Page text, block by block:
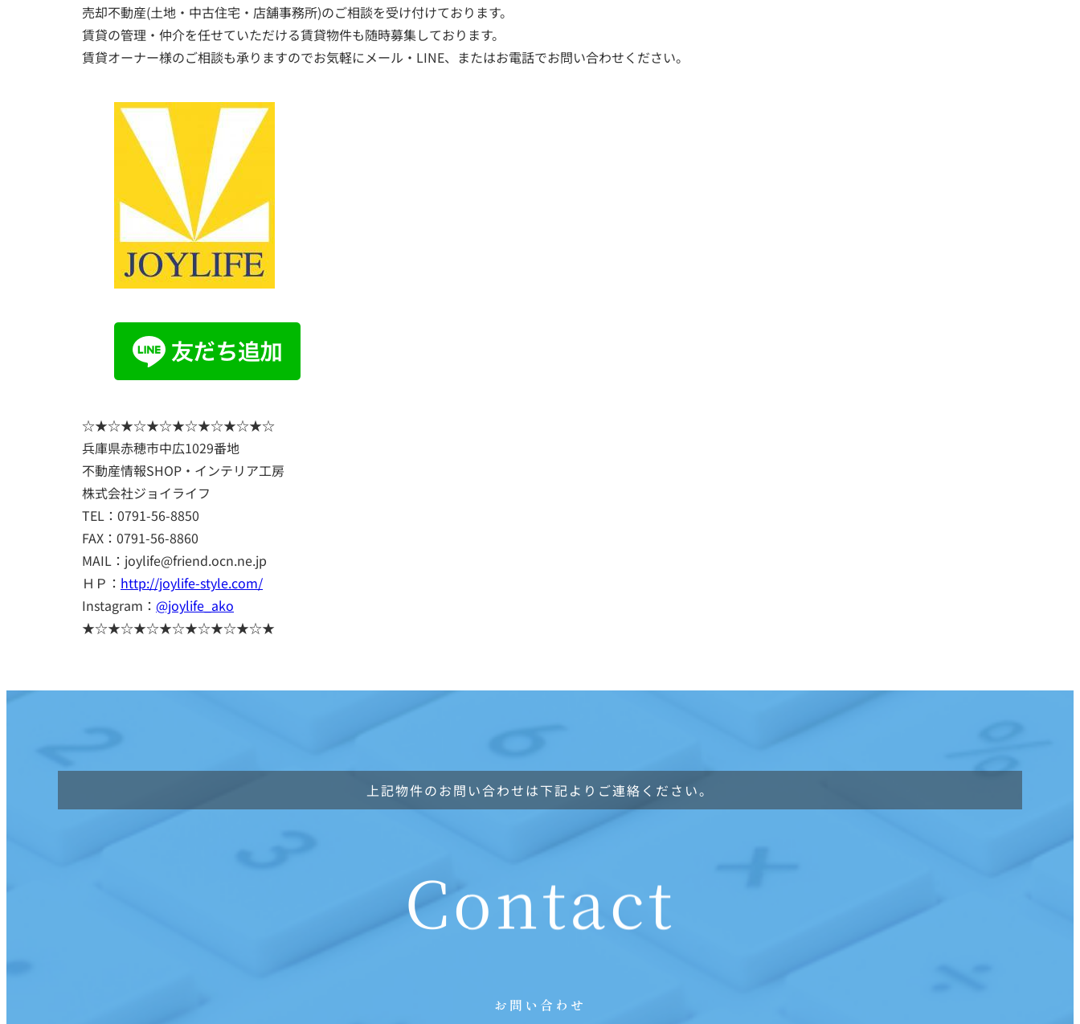
売却不動産(土地・中古住宅・店舗事務所)のご相談を受け付けております。
賃貸の管理・仲介を任せていただける賃貸物件も随時募集しております。
賃貸オーナー様のご相談も承りますのでお気軽にメール・LINE、またはお電話でお問い合わせください。
☆★☆★☆★☆★☆★☆★☆★☆
兵庫県赤穂市中広1029番地
不動産情報SHOP・インテリア工房
株式会社ジョイライフ
TEL：0791-56-8850
FAX：0791-56-8860
MAIL：joylife@friend.ocn.ne.jp
ＨＰ： http://joylife-style.com/
Instagram： @joylife_ako
★☆★☆★☆★☆★☆★☆★☆★
上記物件のお問い合わせは下記よりご連絡ください。
Contact
お問い合わせ